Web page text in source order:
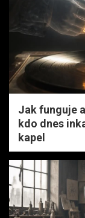
Jak funguje
kdo dnes
kapel